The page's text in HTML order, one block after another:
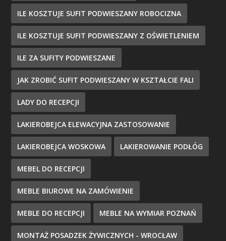
ILE KOSZTUJE SUFIT PODWIESZANY ROBOCIZNA
ILE KOSZTUJE SUFIT PODWIESZANY Z OŚWIETLENIEM
ILE ZA SUFITY PODWIESZANE
JAK ZROBIĆ SUFIT PODWIESZANY W KSZTAŁCIE FALI
LADY DO RECEPCJI
LAKIEROBEJCA ELEWACYJNA ZASTOSOWANIE
LAKIEROBEJCA WOSKOWA LAKIEROWANIE PODŁÓG
MEBEL DO RECEPCJI
MEBLE BIUROWE NA ZAMÓWIENIE
MEBLE DO RECEPCJI MEBLE NA WYMIAR POZNAŃ
MONTAŻ POSADZEK ŻYWICZNYCH - WROCŁAW